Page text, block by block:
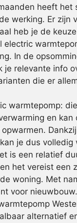
heeft het
werking. Er zijn
heb je de
electric
In de
je relevante info
die er
warmtepomp:
en kan
je dus volledig
is een relatief
het vereist een
woning. Met
voor nieuwbouw.
alternatief